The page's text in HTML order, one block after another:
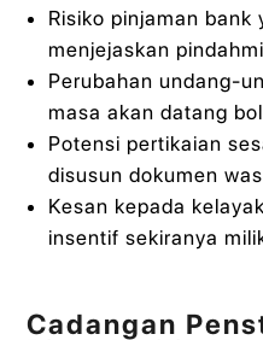
Risiko pinjaman
menjejaskan
Perubahan undang-
masa akan datang
Potensi pertikaian
disusun dokumen
Kesan kepada
insentif sekiranya
Cadangan